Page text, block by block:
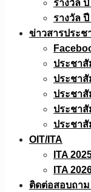
รางวัล ปี
รางวัล ปี
ข่าวสารประช
ประชา
ประชา
ประชา
ประชา
ประชา
OIT/ITA
ITA
ITA
ติดต่อสอบถาม